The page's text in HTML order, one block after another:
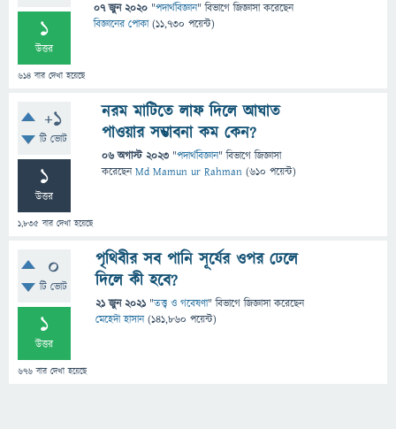
1
উত্তর
614 বার দেখা হয়েছে
07 জুন 2020 "পদার্থবিজ্ঞান" বিভাগে জিজ্ঞাসাকরেছেন
বিজ্ঞানের পোকা (11,730 পয়েন্ট)
+1
টি ভোট
1
উত্তর
1,835 বার দেখা হয়েছে
নরম মাটিতে লাফ দিলে আঘাত
পাওয়ার সম্ভাবনা কম কেন?
06 অগাস্ট 2023 "পদার্থবিজ্ঞান" বিভাগে জিজ্ঞাসা
করেছেনMd Mamun ur Rahman (610 পয়েন্ট)
0
টি ভোট
1
উত্তর
676 বার দেখা হয়েছে
পৃথিবীর সব পানি সূর্যের ওপর ঢেলে
দিলে কী হবে?
21 জুন 2021 "তত্ত্ব ও গবেষণা" বিভাগে জিজ্ঞাসাকরেছেন
মেহেদী হাসান (141,860 পয়েন্ট)